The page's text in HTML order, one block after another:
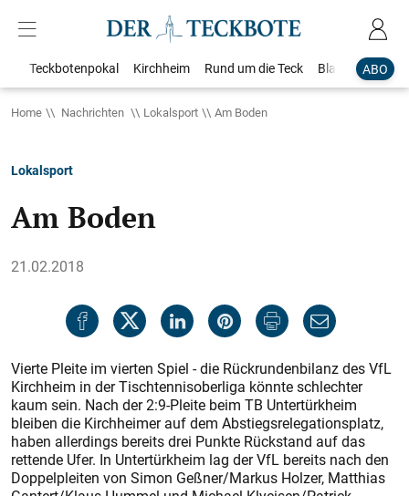
ABO
Teckbotenpokal Kirchheim Rund um die Teck Blaulicht
Home Nachrichten Lokalsport Am Boden
Lokalsport
Am Boden
21.02.2018
Vierte Pleite im vierten Spiel - die Rückrundenbilanz des VfL
Kirchheim in der Tischtennisoberliga könnte schlechter
kaum sein. Nach der 2:9-Pleite beim TB Untertürkheim
bleiben die Kirchheimer auf dem Abstiegsrelegationsplatz,
haben allerdings bereits drei Punkte Rückstand auf das
rettende Ufer. In Untertürkheim lag der VfL bereits nach den
Doppelpleiten von Simon Geßner/Markus Holzer, Matthias